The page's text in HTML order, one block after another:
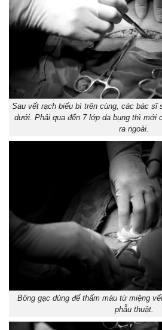
Sau vết rạch biểu bì trên cùng, các bác
dưới. Phải qua đến 7 lớp da bụng thì mới
ra ngoài.
Bông gạc dùng để thấm máu từ miệng
phẫu thuật.